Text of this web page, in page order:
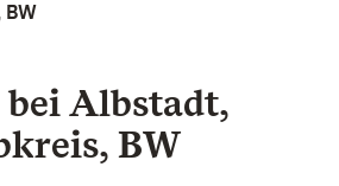
BW
Albstadt,
BW